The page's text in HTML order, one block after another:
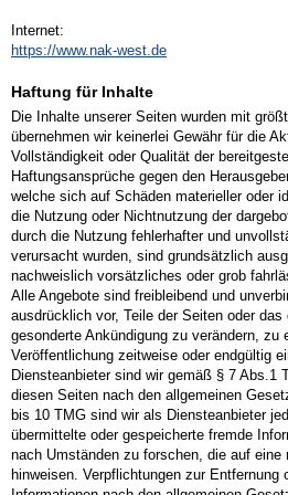
Internet:
https://www.nak-west.de
Haftung für Inhalte
Die Inhalte unserer Seiten wurden mit
übernehmen wir keinerlei Gewähr für die
Vollständigkeit oder Qualität der
Haftungsansprüche gegen den
welche sich auf Schäden materieller oder
die Nutzung oder Nichtnutzung der
durch die Nutzung fehlerhafter und
verursacht wurden, sind grundsätzlich
nachweislich vorsätzliches oder grob
Alle Angebote sind freibleibend und
ausdrücklich vor, Teile der Seiten oder das
gesonderte Ankündigung zu verändern, zu
Veröffentlichung zeitweise oder endgültig
Diensteanbieter sind wir gemäß § 7 Abs.1
diesen Seiten nach den allgemeinen
bis 10 TMG sind wir als Diensteanbieter
übermittelte oder gespeicherte fremde
nach Umständen zu forschen, die auf eine
hinweisen. Verpflichtungen zur Entfernung